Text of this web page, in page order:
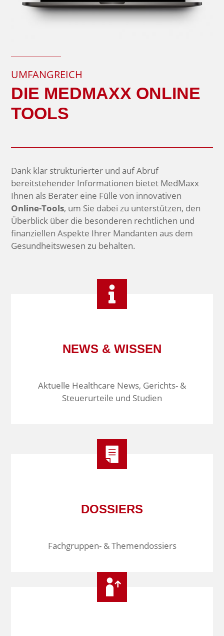
UMFANGREICH
DIE MEDMAXX ONLINE
TOOLS
Dank klar strukturierter und auf Abruf
bereitstehender Informationen bietet MedMaxx
Ihnen als Berater eine Fülle von innovativen
Online-Tools, um Sie dabei zu unterstützen, den
Überblick über die besonderen rechtlichen und
finanziellen Aspekte Ihrer Mandanten aus dem
Gesundheitswesen zu behalten.
NEWS & WISSEN
Aktuelle Healthcare News, Gerichts- &
Steuerurteile und Studien
DOSSIERS
Fachgruppen- & Themendossiers